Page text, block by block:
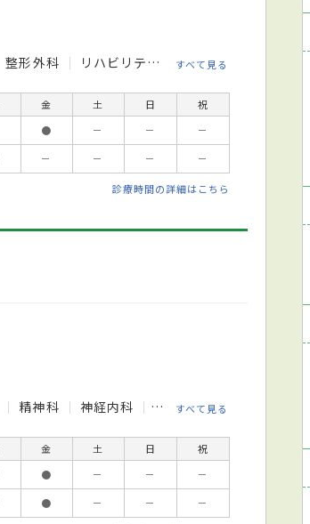
整形外科 リハビリテーション科 すべて見る
金 土 日
祝
● － －
－
－ － － －
診療時間の詳細はこちら
精神科 神経内科 脳神経外科
すべて見る
金 土 日
祝
● － －
－
● － － －